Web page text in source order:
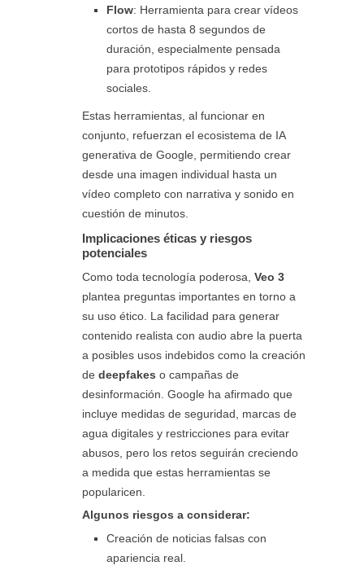
Flow: Herramienta para crear vídeos
cortos de hasta 8 segundos de
duración, especialmente pensada
para prototipos rápidos y redes
sociales.
Estas herramientas, al funcionar en
conjunto, refuerzan el ecosistema de IA
generativa de Google, permitiendo crear
desde una imagen individual hasta un
vídeo completo con narrativa y sonido en
cuestión de minutos.
Implicaciones éticas y riesgos
potenciales
Como toda tecnología poderosa, Veo 3
plantea preguntas importantes en torno a
su uso ético. La facilidad para generar
contenido realista con audio abre la puerta
a posibles usos indebidos como la creación
de deepfakes o campañas de
desinformación. Google ha afirmado que
incluye medidas de seguridad, marcas de
agua digitales y restricciones para evitar
abusos, pero los retos seguirán creciendo
a medida que estas herramientas se
popularicen.
Algunos riesgos a considerar:
Creación de noticias falsas con
apariencia real.